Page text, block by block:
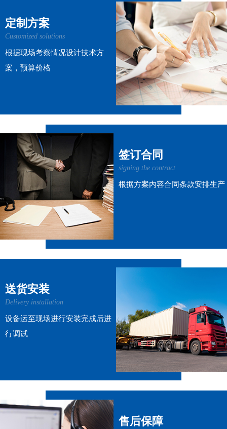
定制方案
Customized solutions
根据现场考察情况设计技术方
案，预算价格
签订合同
signing the contract
根据方案内容合同条款安排生产
送货安装
Delivery installation
设备运至现场进行安装完成后进
行调试
售后保障